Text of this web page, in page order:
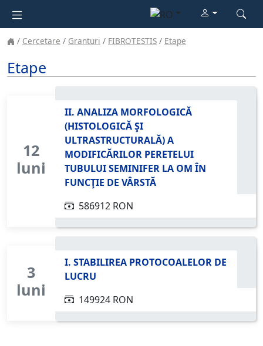
Cercetare Granturi FIBROTESTIS Etape
Etape
12
luni
II. ANALIZA MORFOLOGICĂ
(HISTOLOGICĂ ŞI
ULTRASTRUCTURALĂ) A
MODIFICĂRILOR PERETELUI
TUBULUI SEMINIFER LA OM ÎN
FUNCŢIE DE VÂRSTĂ
586912 RON
3
luni
I. STABILIREA PROTOCOALELOR DE
LUCRU
149924 RON